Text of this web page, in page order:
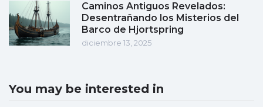
Caminos Antiguos Revelados:
Desentrañando los Misterios del
Barco de Hjortspring
diciembre 13, 2025
You may be interested in